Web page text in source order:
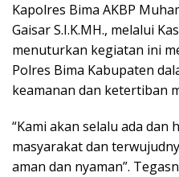
Kapolres Bima AKBP
Gaisar S.I.K.MH., melalui
menuturkan kegiatan ini
Polres Bima Kabupaten
keamanan dan ketertiban
“Kami akan selalu ada dan
masyarakat dan
aman dan nyaman”.